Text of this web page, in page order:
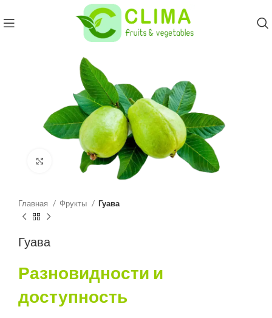
Click to enlarge
Главная Фрукты Гуава
Гуава
Разновидности и
доступность